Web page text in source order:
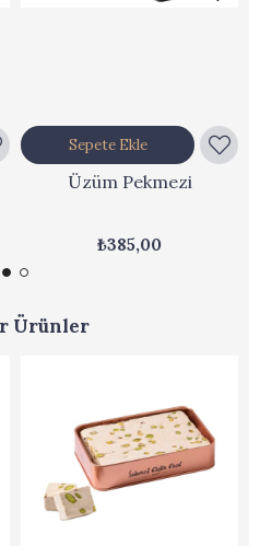
Üzüm Pekmezi
₺385,00
Sepete Ekle
Ürünler